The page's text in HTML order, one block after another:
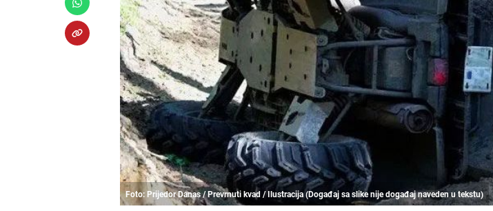
Foto: Prijedor Danas / Prevrnuti kvad / Ilustracija (Događaj sa slike nije događaj naveden u tekstu)